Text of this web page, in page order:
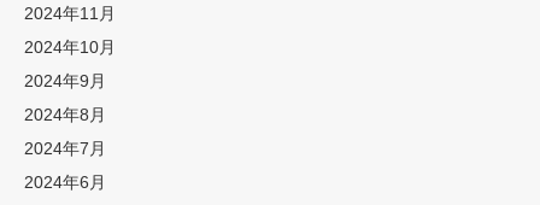
2024年11月
2024年10月
2024年9月
2024年8月
2024年7月
2024年6月